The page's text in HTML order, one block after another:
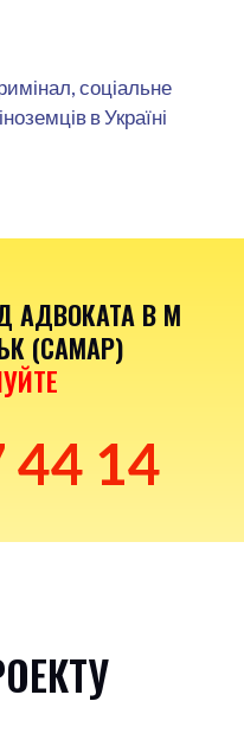
соціальне
в Україні
АДВОКАТА В М
(САМАР)
44 14